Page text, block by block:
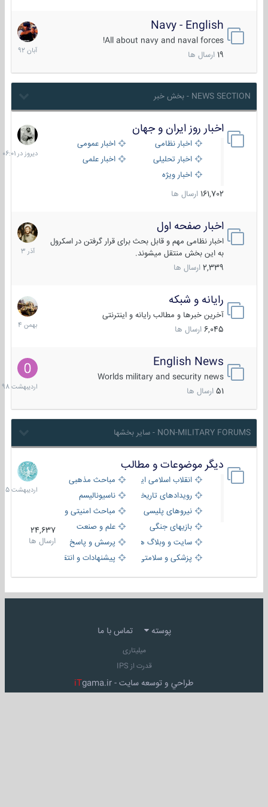
Navy - English
All about navy and naval forces!
ارسال ها
22
آبان
1392
NEWS SECTION - بخش خبر
اخبار روز ایران و جهان
اخبار نظامی
اخبار عمومی
اخبار تحلیلی
اخبار علمی
اخبار ویژه
161,702 ارسال ها
دیروز
در
06:01
اخبار صفحه اول
اخبار نظامی مهم و قابل بحث برای قرار گرفتن در اسکرول
به این بخش منتقل میشوند.
2,339 ارسال ها
7
آذر
1403
رایانه و شبکه
آخرین خبرها و مطالب رایانه و اینترنتی
6,045 ارسال ها
30
بهمن
1404
English News
Worlds military and security news
51 ارسال ها
10
1398
NON-MILITARY FORUMS - سایر بخشها
دیگر موضوعات و مطالب
انقلاب اسلامی ایران
مباحث مذهبی
رویدادهای تاریخی و مذهبیناسیونالیسم
نیروهای پلیسی
مباحث امنیتی و اطلاعاتی
بازیهای جنگی
علم و صنعت
سایت و وبلاگ ها
پرسش و پاسخ
پزشکی و سلامتی
پیشنهادات و انتقادات
24,637
ارسال ها
8
1405
پوسته تماس با ما
میلیتاری
قدرت از IPS
طراحي و توسعه سايت - iTgama.ir